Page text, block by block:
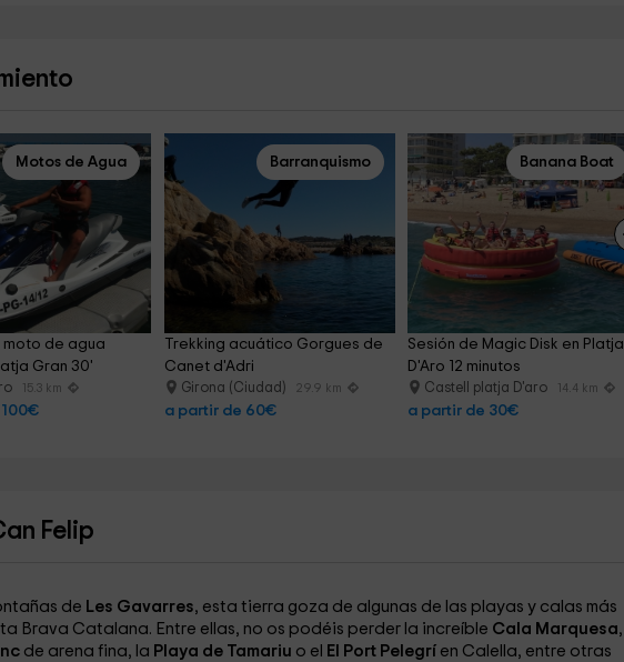
Motos de Agua
moto de agua
Gran 30'
15.3 km
Barranquismo
Trekking acuático Gorgues de
Canet d'Adri
Girona (Ciudad) 29.9 km
a partir de 60€
Banana Boat
Sesión de Magic Disk en Platja
D'Aro 12 minutos
Castell platja D'aro 14.4 km
a partir de 30€
Felip
de Les Gavarres, esta tierra goza de algunas de las playas y calas más
Brava Catalana. Entre ellas, no os podéis perder la increíble Cala Marquesa,
de arena fina, la Playa de Tamariu o el El Port Pelegrí en Calella, entre otras